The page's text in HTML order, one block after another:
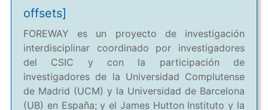
offsets]
FOREWAY es un proyecto de investigación
interdisciplinar coordinado por investigadores
del CSIC y con la participación de
investigadores de la Universidad Complutense
de Madrid (UCM) y la Universidad de Barcelona
(UB) en España; y el James Hutton Instituto y la